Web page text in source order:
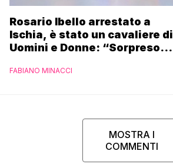
Rosario Ibello arrestato a
Ischia, è stato un cavaliere di
Uomini e Donne: “Sorpreso di
riconosciuto”
FABIANO MINACCI
MOSTRA I
COMMENTI